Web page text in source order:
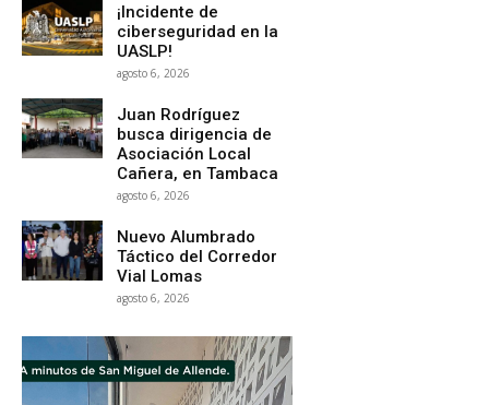
¡Incidente de
ciberseguridad en la
UASLP!
agosto 6, 2026
Juan Rodríguez
busca dirigencia de
Asociación Local
Cañera, en Tambaca
agosto 6, 2026
Nuevo Alumbrado
Táctico del Corredor
Vial Lomas
agosto 6, 2026